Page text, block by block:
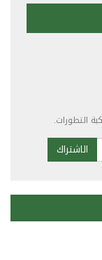
التطورات.
الاشتراك